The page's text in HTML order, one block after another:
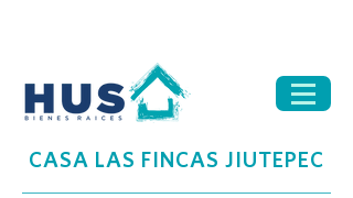
CASA LAS FINCAS JIUTEPEC